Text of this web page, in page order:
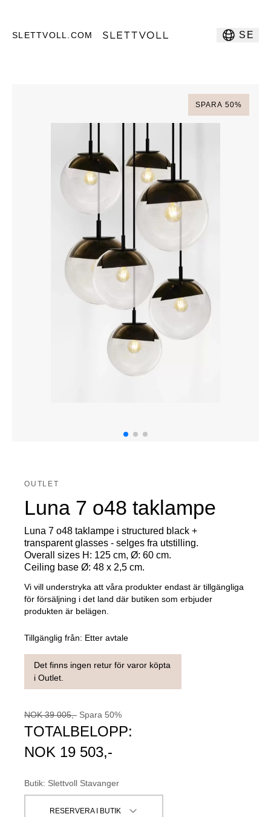
SLETTVOLL.COM SE
SPARA 50%
OUTLET
Luna 7 o48 taklampe
Luna 7 o48 taklampe i structured black +
transparent glasses - selges fra utstilling.
Overall sizes H: 125 cm, Ø: 60 cm.
Ceiling base Ø: 48 x 2,5 cm.
Vi vill understryka att våra produkter endast är tillgängliga
för försäljning i det land där butiken som erbjuder
produkten är belägen.
Tillgänglig från: Etter avtale
Det finns ingen retur för varor köpta
i Outlet.
NOK 39 005,- Spara 50%
TOTALBELOPP:
NOK 19 503,-
Butik: Slettvoll Stavanger
RESERVERA I BUTIK